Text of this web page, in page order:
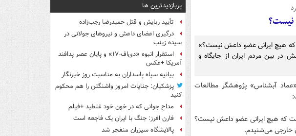
نیست؟
که هیچ ایرانی عضو داعش نیست؟»
در بین مردم ایران از جایگاه و
آبشناس» پژوهشگر مطالعات
که هیچ ایرانی عضو داعش نیست؟
خارجی می‌شنیدم.
پربازدیدترین ها
تأیید ربایش و قتل حمیدرضا رجب‌زاده
درگیری اعضای داعش و نیروهای جولانی در
سیده زینب
استقرار انبوه «دی‌اف‑۱۷» و پایان عصر پدافند
آمریکا +عکس
بیانیه سپاه پاسداران به مناسبت روز خبرنگار
پزشکیان: جنایات امروز واشنگتن را هم محکوم
کنید
مداح جوانی که در خون خود غلطید +فیلم
فارن افرز: جنگ با ایران یک فاجعه است
پالایشگاه سیزران منفجر شد